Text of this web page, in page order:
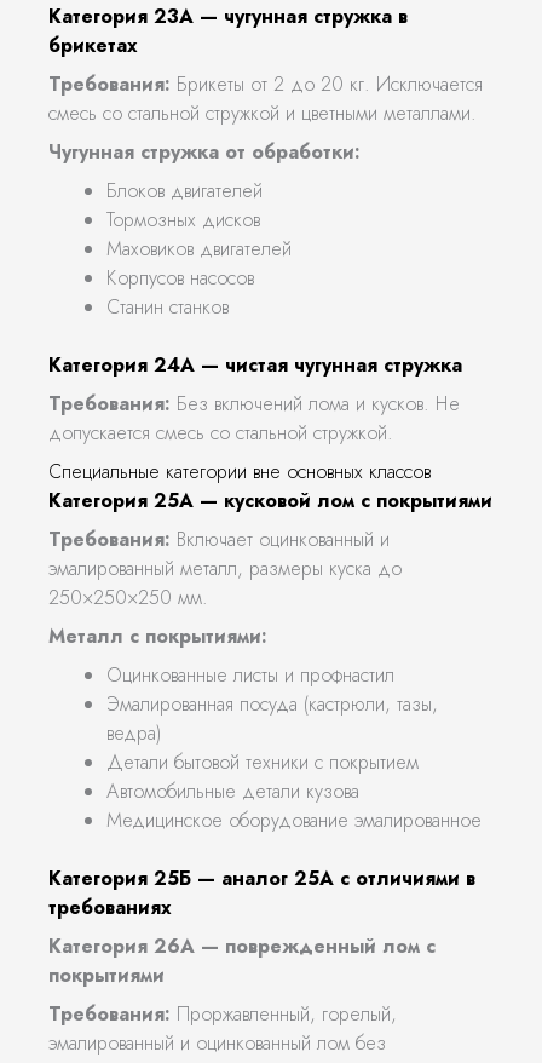
Категория 23А — чугунная стружка в
брикетах
Требования: Брикеты от 2 до 20 кг. Исключается
смесь со стальной стружкой и цветными металлами.
Чугунная стружка от обработки:
Блоков двигателей
Тормозных дисков
Маховиков двигателей
Корпусов насосов
Станин станков
Категория 24А — чистая чугунная стружка
Требования: Без включений лома и кусков. Не
допускается смесь со стальной стружкой.
Специальные категории вне основных классов
Категория 25А — кусковой лом с покрытиями
Требования: Включает оцинкованный и
эмалированный металл, размеры куска до
250×250×250 мм.
Металл с покрытиями:
Оцинкованные листы и профнастил
Эмалированная посуда (кастрюли, тазы,
ведра)
Детали бытовой техники с покрытием
Автомобильные детали кузова
Медицинское оборудование эмалированное
Категория 25Б — аналог 25А с отличиями в
требованиях
Категория 26А — поврежденный лом с
покрытиями
Требования: Проржавленный, горелый,
эмалированный и оцинкованный лом без